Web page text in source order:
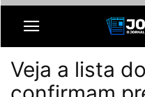
Veja a lista